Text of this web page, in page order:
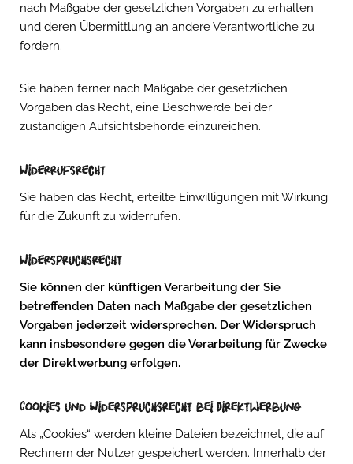
nach Maßgabe der gesetzlichen Vorgaben zu erhalten
und deren Übermittlung an andere Verantwortliche zu
fordern.
Sie haben ferner nach Maßgabe der gesetzlichen
Vorgaben das Recht, eine Beschwerde bei der
zuständigen Aufsichtsbehörde einzureichen.
Widerrufsrecht
Sie haben das Recht, erteilte Einwilligungen mit Wirkung
für die Zukunft zu widerrufen.
Widerspruchsrecht
Sie können der künftigen Verarbeitung der Sie
betreffenden Daten nach Maßgabe der gesetzlichen
Vorgaben jederzeit widersprechen. Der Widerspruch
kann insbesondere gegen die Verarbeitung für Zwecke
der Direktwerbung erfolgen.
Cookies und Widerspruchsrecht bei Direktwerbung
Als „Cookies“ werden kleine Dateien bezeichnet, die auf
Rechnern der Nutzer gespeichert werden. Innerhalb der